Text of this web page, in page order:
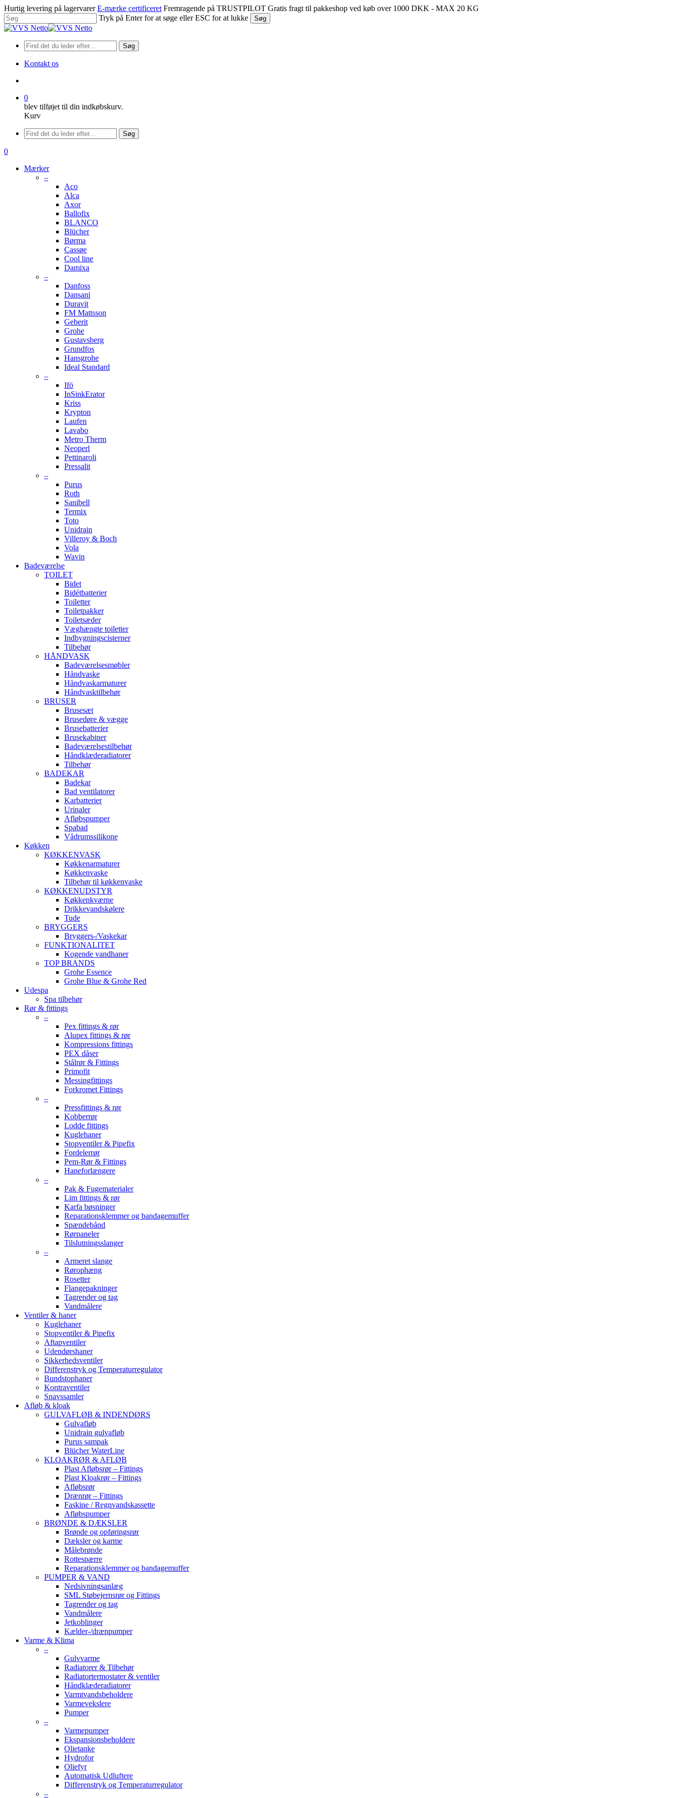
Spring
til
hovedindhold
Hurtig levering på lagervarer E-mærke certificeret Fremragende på TRUSTPILOT Gratis fragt til pakkeshop ved køb over 1000 DKK - MAX 20 KG
Tryk på Enter for at søge eller ESC for at lukke
Søg
Luk
Søg
Kontakt os
0
blev tilføjet til din indkøbskurv.
Kurv
Menu
Søg
søge
0
Mærker
–
Aco
Alca
Axor
Ballofix
BLANCO
Blücher
Børma
Cassøe
Cool line
Damixa
–
Danfoss
Dansani
Duravit
FM Mattsson
Geberit
Grohe
Gustavsberg
Grundfos
Hansgrohe
Ideal Standard
–
Ifö
InSinkErator
Kriss
Krypton
Laufen
Lavabo
Metro Therm
Neoperl
Pettinaroli
Pressalit
–
Purus
Roth
Sanibell
Termix
Toto
Unidrain
Villeroy & Boch
Vola
Wavin
Badeværelse
TOILET
Bidet
Bidétbatterier
Toiletter
Toiletpakker
Toiletsæder
Væghængte toiletter
Indbygningscisterner
Tilbehør
HÅNDVASK
Badeværelsesmøbler
Håndvaske
Håndvaskarmaturer
Håndvasktilbehør
BRUSER
Brusesæt
Brusedøre & vægge
Brusebatterier
Brusekabiner
Badeværelsestilbehør
Håndklæderadiatorer
Tilbehør
BADEKAR
Badekar
Bad ventilatorer
Karbatterier
Urinaler
Afløbspumper
Spabad
Vådrumssilikone
Køkken
KØKKENVASK
Køkkenarmaturer
Køkkenvaske
Tilbehør til køkkenvaske
KØKKENUDSTYR
Køkkenkværne
Drikkevandskølere
Tude
BRYGGERS
Bryggers-/Vaskekar
FUNKTIONALITET
Kogende vandhaner
TOP BRANDS
Grohe Essence
Grohe Blue & Grohe Red
Udespa
Spa tilbehør
Rør & fittings
–
Pex fittings & rør
Alupex fittings & rør
Kompressions fittings
PEX dåser
Stålrør & Fittings
Primofit
Messingfittings
Forkromet Fittings
–
Pressfittings & rør
Kobberrør
Lodde fittings
Kuglehaner
Stopventiler & Pipefix
Fordelerrør
Pem-Rør & Fittings
Haneforlængere
–
Pak & Fugematerialer
Lim fittings & rør
Karfa bøsninger
Reparationsklemmer og bandagemuffer
Spændebånd
Rørpaneler
Tilslutningsslanger
–
Armeret slange
Rørophæng
Rosetter
Flangepakninger
Tagrender og tag
Vandmålere
Ventiler & haner
Kuglehaner
Stopventiler & Pipefix
Aftapventiler
Udendørshaner
Sikkerhedsventiler
Differenstryk og Temperaturregulator
Bundstophaner
Kontraventiler
Snavssamler
Afløb & kloak
GULVAFLØB & INDENDØRS
Gulvafløb
Unidrain gulvafløb
Purus sampak
Blücher WaterLine
KLOAKRØR & AFLØB
Plast Afløbsrør – Fittings
Plast Kloakrør – Fittings
Afløbsrør
Drænrør – Fittings
Faskine / Regnvandskassette
Afløbspumper
BRØNDE & DÆKSLER
Brønde og opføringsrør
Dæksler og karme
Målebrønde
Rottespærre
Reparationsklemmer og bandagemuffer
PUMPER & VAND
Nedsivningsanlæg
SML Støbejernsrør og Fittings
Tagrender og tag
Vandmålere
Jetkoblinger
Kælder-/drænpumper
Varme & Klima
–
Gulvvarme
Radiatorer & Tilbehør
Radiatortermostater & ventiler
Håndklæderadiatorer
Varmtvandsbeholdere
Varmevekslere
Pumper
–
Varmepumper
Ekspansionsbeholdere
Olietanke
Hydrofor
Oliefyr
Automatisk Udluftere
Differenstryk og Temperaturregulator
–